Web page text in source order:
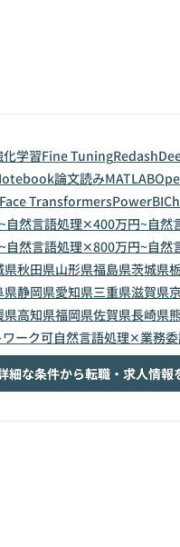
化学習Fine TuningRedash
論文読みMATLAB
TransformersPowerBI
自然言語処理✕400万円~自然
自然言語処理✕800万円~自然
県秋田県山形県福島県茨城県
県静岡県愛知県三重県滋賀県
県高知県福岡県佐賀県長崎県
ーク可自然言語処理✕業務
細な条件から転職・求人情報